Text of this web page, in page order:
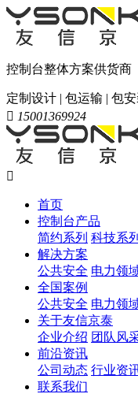
控制台整体方案供货商
定制设计 | 包运输 | 包
 15001369924

首页
控制台产品
简约系列 科技系列
解决方案
公共安全 电力领
全国案例
公共安全 电力领
关于友信京泰
企业介绍 团队风
前沿资讯
公司动态 行业资
联系我们